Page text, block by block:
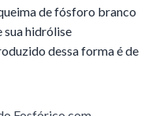
de fósforo branco
sua hidrólise
dessa forma é de